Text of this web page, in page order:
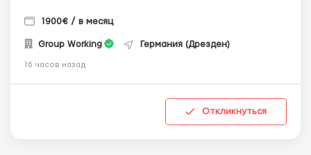
1900€ / в месяц
Group Working Германия (Дрезден)
16 часов назад
Откликнуться